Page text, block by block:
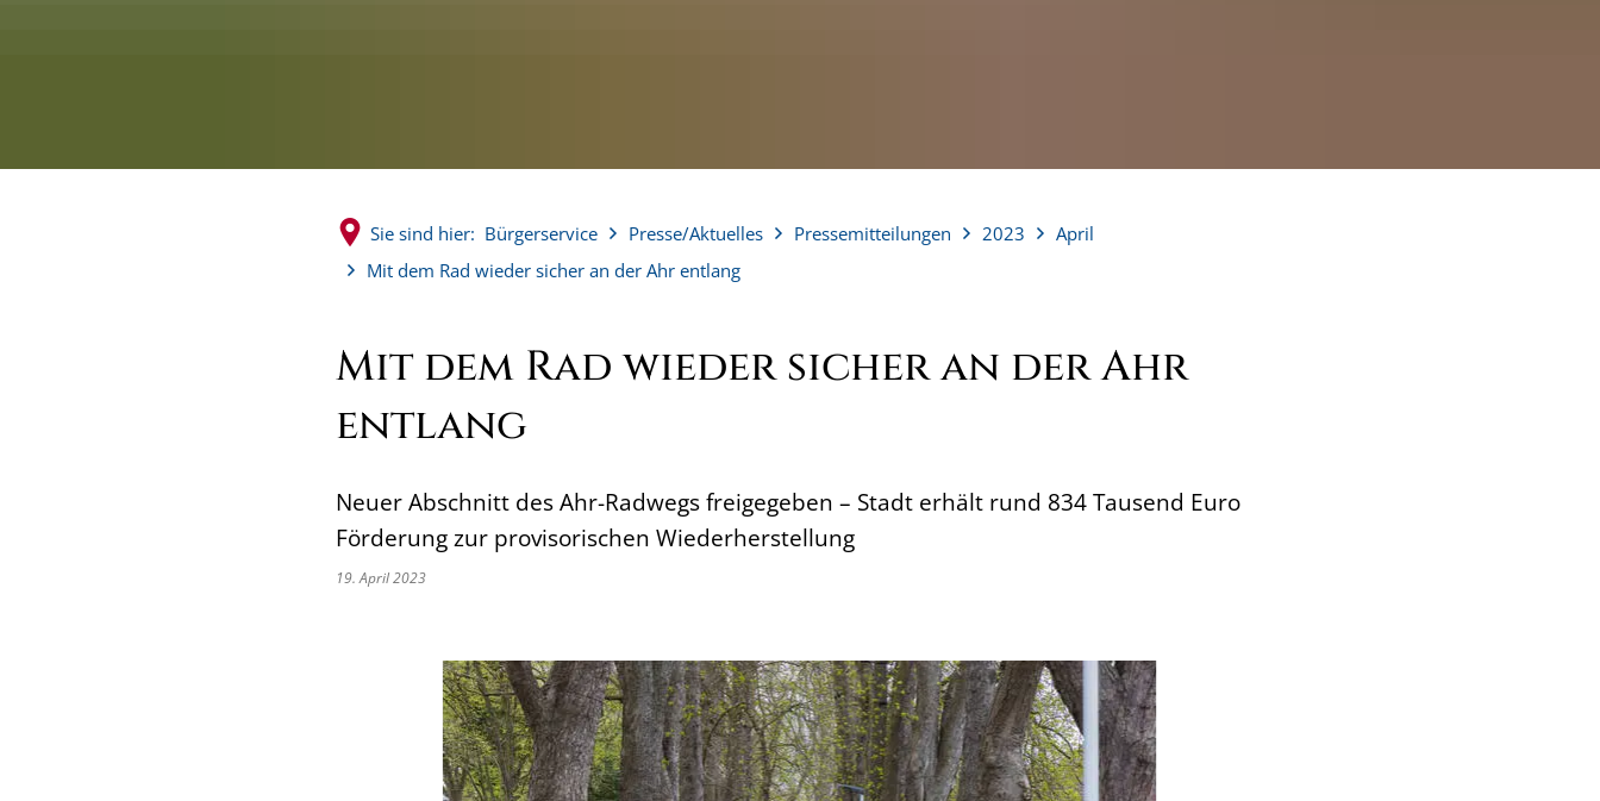
Sie sind hier: Bürgerservice Presse/Aktuelles Pressemitteilungen 2023
April
Mit dem Rad wieder sicher an der Ahr entlang
Mit dem Rad wieder sicher an der Ahr
entlang
Neuer Abschnitt des Ahr-Radwegs freigegeben – Stadt erhält rund 834 Tausend Euro
Förderung zur provisorischen Wiederherstellung
19. April 2023